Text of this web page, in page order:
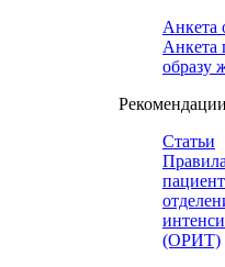
Анкета
Анкета
образу
Статьи
(ОРИТ)